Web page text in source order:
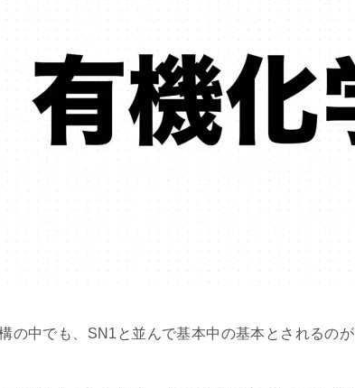
の中でも、SN1と並んで基本中の基本とされるのが